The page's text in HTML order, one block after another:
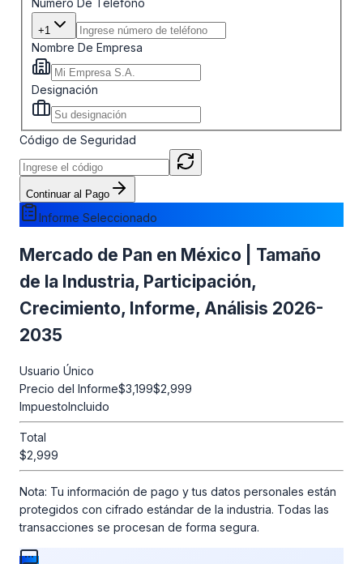
+1
Nombre De Empresa
Designación
Código de Seguridad
Continuar al Pago
Informe Seleccionado
Mercado de Pan en México | Tamaño
de la Industria, Participación,
Crecimiento, Informe, Análisis 2026-
2035
Usuario Único
Precio del Informe$3,199$2,999
ImpuestoIncluido
Total
$2,999
Nota: Tu información de pago y tus datos personales están
protegidos con cifrado estándar de la industria. Todas las
transacciones se procesan de forma segura.